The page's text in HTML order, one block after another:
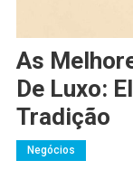
As
De Luxo:
Tradição
Negócios